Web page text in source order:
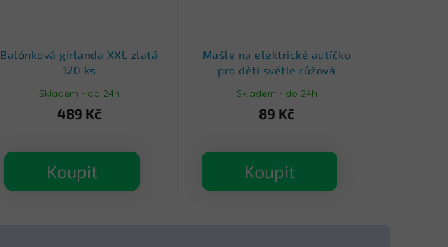
Balónková girlanda XXL zlatá
120 ks
Skladem - do 24h
489 Kč
Koupit
Mašle na elektrické autíčko
pro děti světle růžová
Skladem - do 24h
89 Kč
Koupit